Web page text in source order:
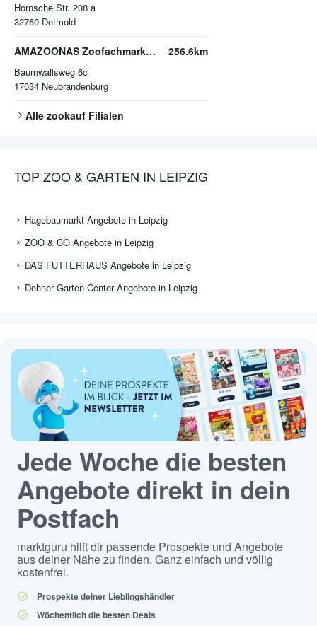
Hornsche Str. 208 a
32760 Detmold
AMAZOONAS Zoofachmarkt Neubrandenburg
Baumwallsweg 6c
17034 Neubrandenburg
256.6km
Alle zookauf Filialen
TOP ZOO & GARTEN IN LEIPZIG
Hagebaumarkt Angebote in Leipzig
ZOO & CO Angebote in Leipzig
DAS FUTTERHAUS Angebote in Leipzig
Dehner Garten-Center Angebote in Leipzig
Jede Woche die besten
Angebote direkt in dein
Postfach
marktguru hilft dir passende Prospekte und Angebote
aus deiner Nähe zu finden. Ganz einfach und völlig
kostenfrei.
Prospekte deiner Lieblingshändler
Wöchentlich die besten Deals